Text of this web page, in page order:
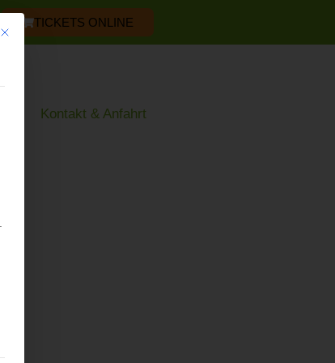
TICKETS ONLINE
Kontakt & Anfahrt
Mit diesem Button wird der Dialog geschlossen. Seine Funktionalität ist